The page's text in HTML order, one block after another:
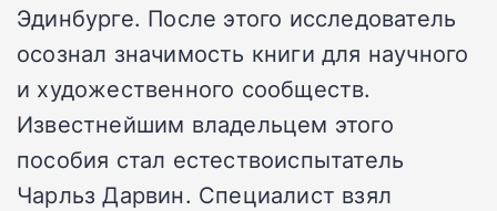
Эдинбурге. После этого исследователь
осознал значимость книги для научного
и художественного сообществ.
Известнейшим владельцем этого
пособия стал естествоиспытатель
Чарльз Дарвин. Специалист взял